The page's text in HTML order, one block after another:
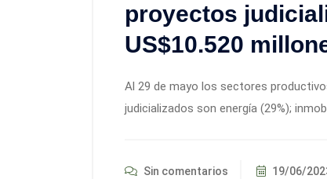
proyectos
US$10.520
Al 29 de mayo los sectores
judicializados son energía (29%);
Sin comentarios 19/06/